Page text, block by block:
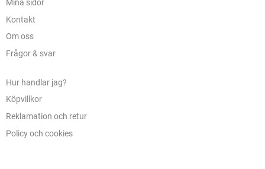
Mina sidor
Kontakt
Om oss
Frågor & svar
Hur handlar jag?
Köpvillkor
Reklamation och retur
Policy och cookies